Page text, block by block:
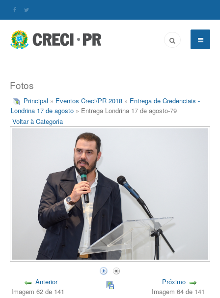
Fotos
Principal » Eventos Creci/PR 2018 » Entrega de Credenciais -
Londrina 17 de agosto » Entrega Londrina 17 de agosto-79
Voltar à Categoria
Anterior
Imagem 62 de 141
Próximo
Imagem 64 de 141